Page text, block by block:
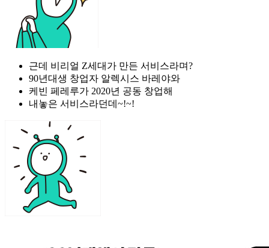
근데 비리얼 Z세대가 만든 서비스라며?
90년대생 창업자 알렉시스 바레야와
케빈 페레루가 2020년 공동 창업해
내놓은 서비스라던데~!~!